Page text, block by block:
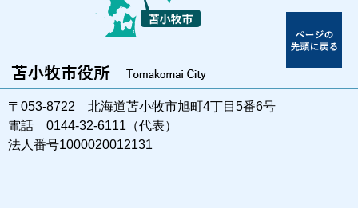
〒053-8722 北海道苫小牧市旭町4丁目5番6号
電話 0144-32-6111（代表）
法人番号1000020012131